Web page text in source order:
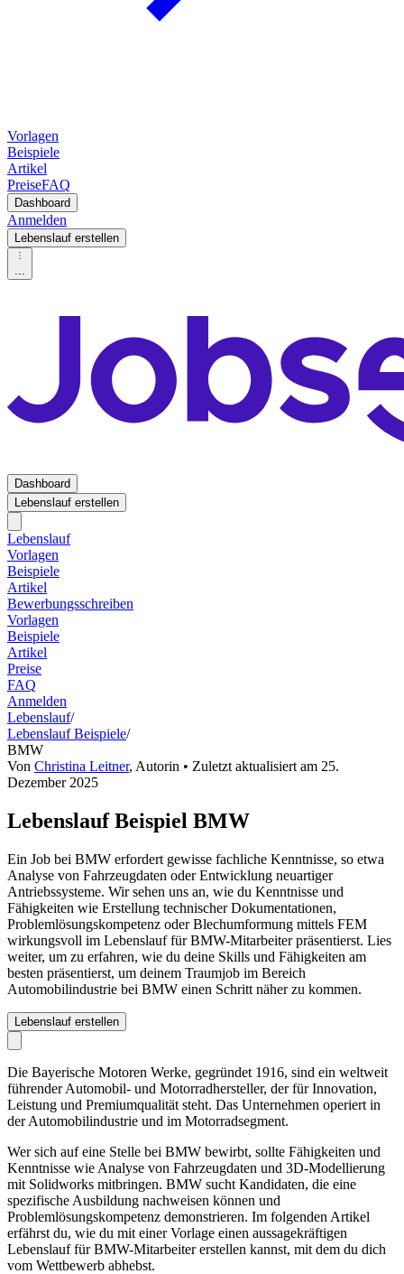
Vorlagen
Beispiele
Artikel
PreiseFAQ
Dashboard
Anmelden
Lebenslauf erstellen
...
Dashboard
Lebenslauf erstellen
Lebenslauf
Vorlagen
Beispiele
Artikel
Bewerbungsschreiben
Vorlagen
Beispiele
Artikel
Preise
FAQ
Anmelden
Lebenslauf/
Lebenslauf Beispiele/
BMW
Von Christina Leitner, Autorin • Zuletzt aktualisiert am 25.
Dezember 2025
Lebenslauf Beispiel BMW
Ein Job bei BMW erfordert gewisse fachliche Kenntnisse, so etwa
Analyse von Fahrzeugdaten oder Entwicklung neuartiger
Antriebssysteme. Wir sehen uns an, wie du Kenntnisse und
Fähigkeiten wie Erstellung technischer Dokumentationen,
Problemlösungskompetenz oder Blechumformung mittels FEM
wirkungsvoll im Lebenslauf für BMW-Mitarbeiter präsentierst. Lies
weiter, um zu erfahren, wie du deine Skills und Fähigkeiten am
besten präsentierst, um deinem Traumjob im Bereich
Automobilindustrie bei BMW einen Schritt näher zu kommen.
Lebenslauf erstellen
Die Bayerische Motoren Werke, gegründet 1916, sind ein weltweit
führender Automobil- und Motorradhersteller, der für Innovation,
Leistung und Premiumqualität steht. Das Unternehmen operiert in
der Automobilindustrie und im Motorradsegment.
Wer sich auf eine Stelle bei BMW bewirbt, sollte Fähigkeiten und
Kenntnisse wie Analyse von Fahrzeugdaten und 3D-Modellierung
mit Solidworks mitbringen. BMW sucht Kandidaten, die eine
spezifische Ausbildung nachweisen können und
Problemlösungskompetenz demonstrieren. Im folgenden Artikel
erfährst du, wie du mit einer Vorlage einen aussagekräftigen
Lebenslauf für BMW-Mitarbeiter erstellen kannst, mit dem du dich
vom Wettbewerb abhebst.